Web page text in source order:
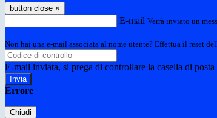
button close ×
E-mail Verrà inviato un
Non hai una e-mail associata al nome utente? Effettua il reset
E-mail inviata, si prega di controllare la casella di posta
Errore
Chiudi